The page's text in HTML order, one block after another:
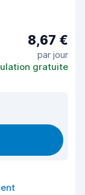
8,67 €
par jour
gratuite